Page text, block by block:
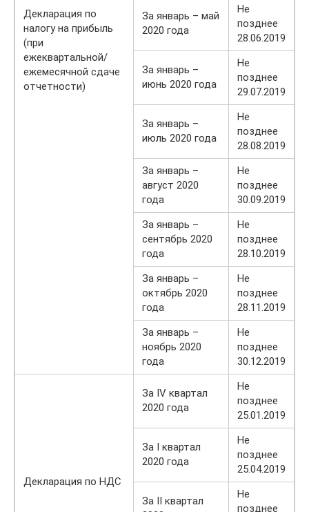
Декларация по
налогу на прибыль
(при
ежеквартальной/
ежемесячной сдаче
отчетности)
За январь – май
2020 года
Не
позднее
28.06.2019
За январь –
июнь 2020 года
Не
позднее
29.07.2019
За январь –
июль 2020 года
Не
позднее
28.08.2019
За январь –
август 2020
года
Не
позднее
30.09.2019
За январь –
сентябрь 2020
года
Не
позднее
28.10.2019
За январь –
октябрь 2020
года
Не
позднее
28.11.2019
За январь –
ноябрь 2020
года
Не
позднее
30.12.2019
Декларация по НДС
За IV квартал
2020 года
Не
позднее
25.01.2019
За I квартал
2020 года
Не
позднее
25.04.2019
За II квартал
Не
позднее